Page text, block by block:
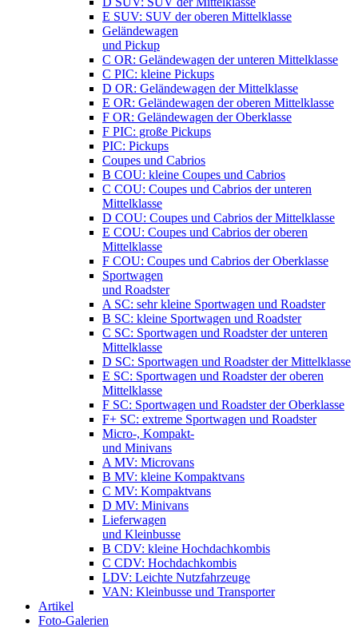
E SUV: SUV der oberen Mittelklasse
Geländewagen
und Pickup
C OR: Geländewagen der unteren Mittelklasse
C PIC: kleine Pickups
D OR: Geländewagen der Mittelklasse
E OR: Geländewagen der oberen Mittelklasse
F OR: Geländewagen der Oberklasse
F PIC: große Pickups
PIC: Pickups
Coupes und Cabrios
B COU: kleine Coupes und Cabrios
C COU: Coupes und Cabrios der unteren
Mittelklasse
D COU: Coupes und Cabrios der Mittelklasse
E COU: Coupes und Cabrios der oberen
Mittelklasse
F COU: Coupes und Cabrios der Oberklasse
Sportwagen
und Roadster
A SC: sehr kleine Sportwagen und Roadster
B SC: kleine Sportwagen und Roadster
C SC: Sportwagen und Roadster der unteren
Mittelklasse
D SC: Sportwagen und Roadster der Mittelklasse
E SC: Sportwagen und Roadster der oberen
Mittelklasse
F SC: Sportwagen und Roadster der Oberklasse
F+ SC: extreme Sportwagen und Roadster
Micro-, Kompakt-
und Minivans
A MV: Microvans
B MV: kleine Kompaktvans
C MV: Kompaktvans
D MV: Minivans
Lieferwagen
und Kleinbusse
B CDV: kleine Hochdachkombis
C CDV: Hochdachkombis
LDV: Leichte Nutzfahrzeuge
VAN: Kleinbusse und Transporter
Artikel
Foto-Galerien